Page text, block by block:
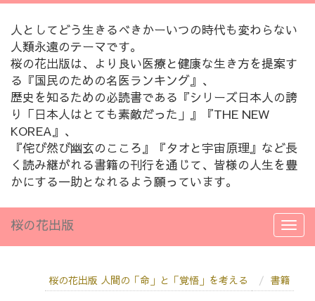
人としてどう生きるべきかーいつの時代も変わらない
人類永遠のテーマです。
桜の花出版は、より良い医療と健康な生き方を提案す
る『国民のための名医ランキング』、
歴史を知るための必読書である『シリーズ日本人の誇
り「日本人はとても素敵だった」』『THE NEW
KOREA』、
『侘び然び幽玄のこころ』『タオと宇宙原理』など長
く読み継がれる書籍の刊行を通じて、皆様の人生を豊
かにする一助となれるよう願っています。
桜の花出版
桜の花出版 人間の「命」と「覚悟」を考える 書籍